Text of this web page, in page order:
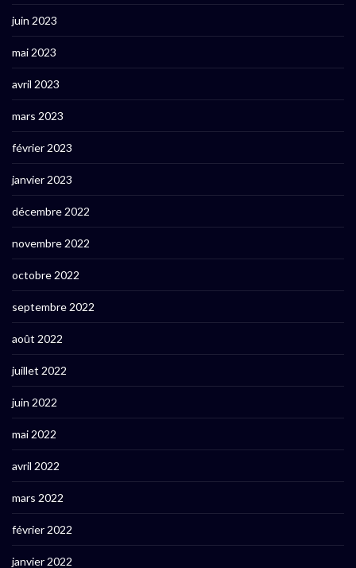
juin 2023
mai 2023
avril 2023
mars 2023
février 2023
janvier 2023
décembre 2022
novembre 2022
octobre 2022
septembre 2022
août 2022
juillet 2022
juin 2022
mai 2022
avril 2022
mars 2022
février 2022
janvier 2022